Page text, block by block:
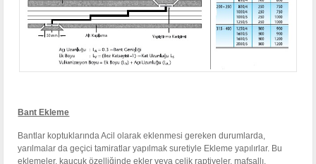
Bant Ekleme
Bantlar koptuklarında Acil olarak eklenmesi gereken durumlarda,
yarılmalar da geçici tamiratlar yapılmak suretiyle Ekleme yapılırlar. Bu
eklemeler, kauçuk özelliğinde ekler veya çelik raptiyeler, mafsallı,